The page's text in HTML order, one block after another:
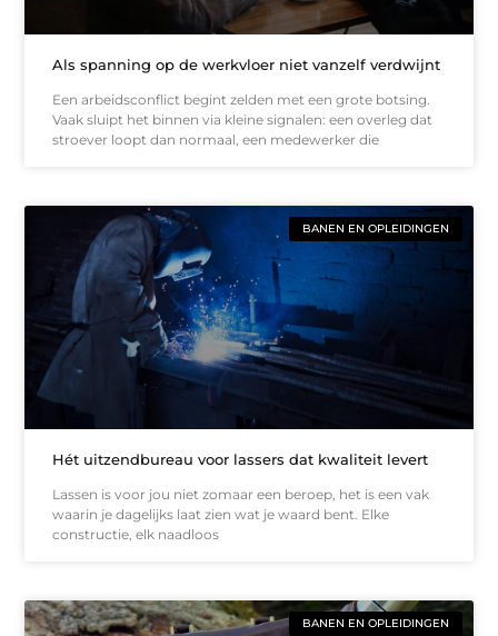
Als spanning op de werkvloer niet vanzelf verdwijnt
Een arbeidsconflict begint zelden met een grote botsing.
Vaak sluipt het binnen via kleine signalen: een overleg dat
stroever loopt dan normaal, een medewerker die
BANEN EN OPLEIDINGEN
Hét uitzendbureau voor lassers dat kwaliteit levert
Lassen is voor jou niet zomaar een beroep, het is een vak
waarin je dagelijks laat zien wat je waard bent. Elke
constructie, elk naadloos
BANEN EN OPLEIDINGEN